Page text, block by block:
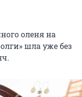
оленя на
шла уже без